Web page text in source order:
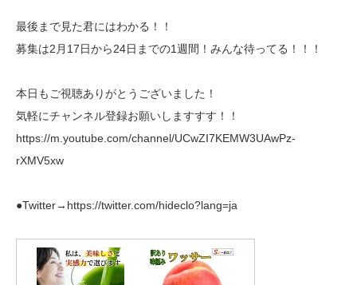
最後まで見た君にはわかる！！
募集は2月17日から24日までの1週間！みんな待ってる！！！
本日もご視聴ありがとうございました！
気軽にチャンネル登録お願いしますすす！！
https://m.youtube.com/channel/UCwZI7KEMW3UAwPz-
rXMV5xw
●Twitter→https://twitter.com/hideclo?lang=ja